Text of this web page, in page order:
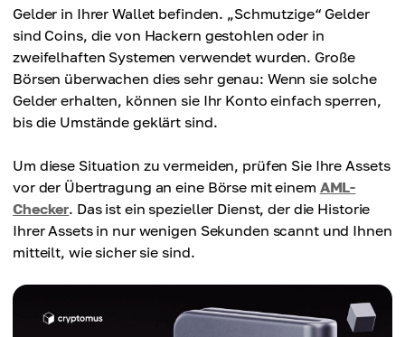
Gelder in Ihrer Wallet befinden. „Schmutzige“ Gelder
sind Coins, die von Hackern gestohlen oder in
zweifelhaften Systemen verwendet wurden. Große
Börsen überwachen dies sehr genau: Wenn sie solche
Gelder erhalten, können sie Ihr Konto einfach sperren,
bis die Umstände geklärt sind.
Um diese Situation zu vermeiden, prüfen Sie Ihre Assets
vor der Übertragung an eine Börse mit einem AML-
Checker. Das ist ein spezieller Dienst, der die Historie
Ihrer Assets in nur wenigen Sekunden scannt und Ihnen
mitteilt, wie sicher sie sind.